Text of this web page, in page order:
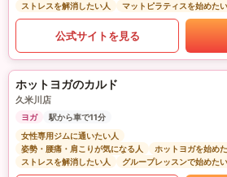
ストレスを解消したい人
マットピラティスを始めた
公式サイトを見る
ホットヨガのカルド
久米川店
ヨガ
駅から車で11分
女性専用ジムに通いたい人
姿勢・腰痛・肩こりが気になる人
ホットヨガを始め
ストレスを解消したい人
グループレッスンで始めた